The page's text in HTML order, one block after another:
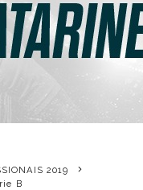
2019
B